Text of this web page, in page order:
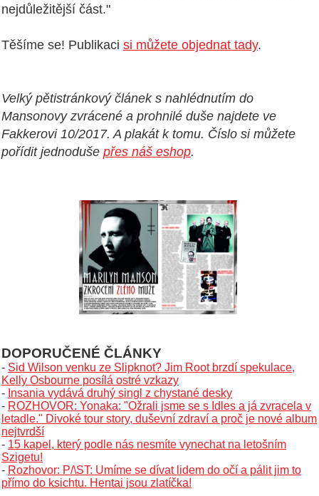
nejdůležitější část."
Těšíme se! Publikaci si můžete objednat tady.
Velký pětistránkový článek s nahlédnutím do
Mansonovy zvrácené a prohnilé duše najdete ve
Fakkerovi 10/2017. A plakát k tomu. Číslo si můžete
pořídit jednoduše přes náš eshop.
DOPORUČENÉ ČLÁNKY
- Sid Wilson venku ze Slipknot? Jim Root brzdí spekulace,
Kelly Osbourne posílá ostré vzkazy
- Insania vydává druhý singl z chystané desky
- ROZHOVOR: Yonaka: "Ožrali jsme se s Idles a já zvracela v
letadle." Divoké tour story, duševní zdraví a proč je nové album
nejtvrdší
- 15 kapel, který podle nás nesmíte vynechat na letošním
Szigetu!
- Rozhovor: P/\ST: Umíme se dívat lidem do očí a pálit jim to
přímo do ksichtu. Hentai jsou zlatíčka!